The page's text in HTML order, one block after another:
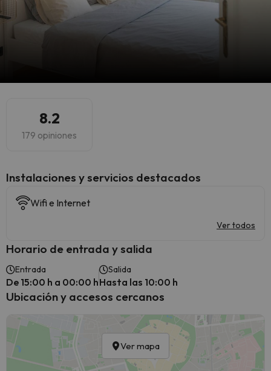
8.2
179 opiniones
Instalaciones y servicios destacados
Wifi e Internet
Ver todos
Horario de entrada y salida
Entrada
De 15:00 h a 00:00 h
Salida
Hasta las 10:00 h
Ubicación y accesos cercanos
Ver mapa